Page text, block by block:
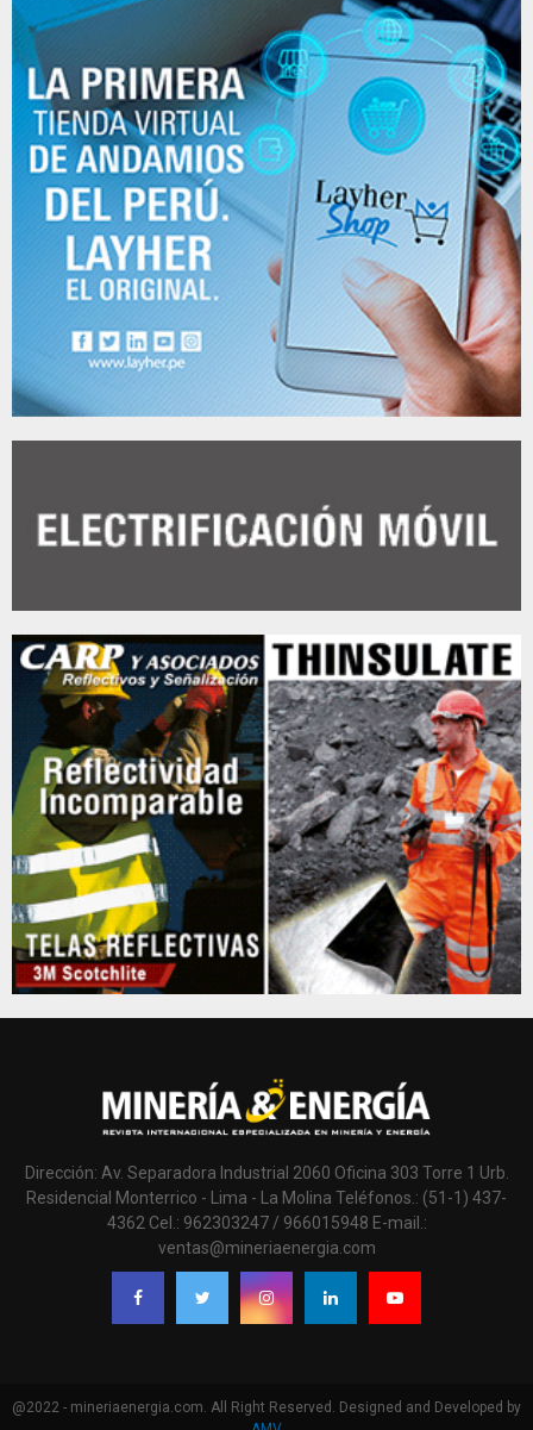
Dirección: Av. Separadora Industrial 2060 Oficina 303 Torre 1 Urb.
Residencial Monterrico - Lima - La Molina Teléfonos.: (51-1) 437-
4362 Cel.: 962303247 / 966015948 E-mail.:
ventas@mineriaenergia.com
@2022 - mineriaenergia.com. All Right Reserved. Designed and Developed by